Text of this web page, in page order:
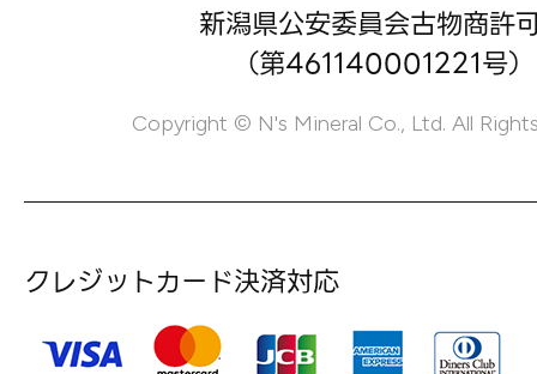
新潟県公安委員会古物商許
（第461140001221号）
Copyright © N's Mineral Co., Ltd. All
クレジットカード決済対応